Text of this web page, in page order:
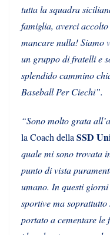
tutta la squadra
famiglia, averci
mancare nulla! Siamo
un gruppo di fratelli e
splendido cammino
Baseball Per Ciechi”.
“Sono molto grata
la Coach della SSD
quale mi sono trovata
punto di vista
umano. In questi
sportive ma soprattutto
portato a cementare